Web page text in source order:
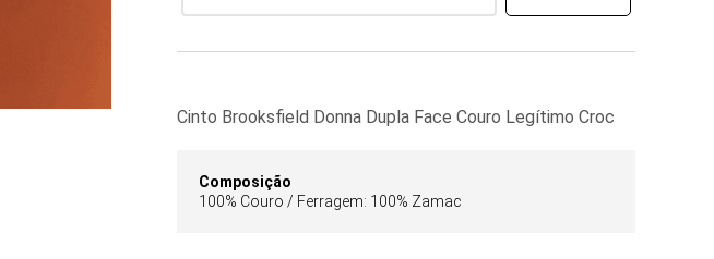
Cinto Brooksfield Donna Dupla Face Couro Legítimo Croc
Composição
100% Couro / Ferragem: 100% Zamac